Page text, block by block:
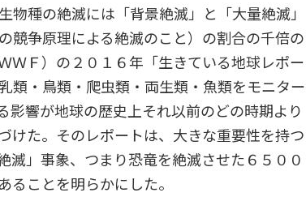
種の絶滅には「背景絶滅」と「大量絶滅」
競争原理による絶滅のこと）の割合の千倍の
ＷＦ）の２０１６年「生きている地球レポー
類・鳥類・爬虫類・両生類・魚類をモニター
影響が地球の歴史上それ以前のどの時期より
けた。そのレポートは、大きな重要性を持つ
滅」事象、つまり恐竜を絶滅させた６５００
ることを明らかにした。